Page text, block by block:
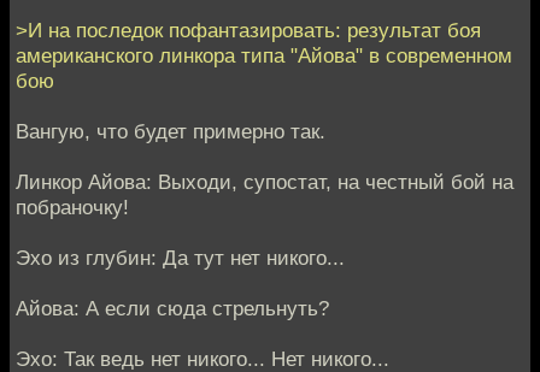
>И на последок пофантазировать: результат боя
американского линкора типа "Айова" в современном
бою
Вангую, что будет примерно так.
Линкор Айова: Выходи, супостат, на честный бой на
побраночку!
Эхо из глубин: Да тут нет никого...
Айова: А если сюда стрельнуть?
Эхо: Так ведь нет никого... Нет никого...